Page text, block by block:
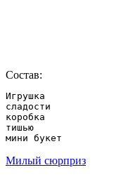
Состав:
Игрушка
сладости
коробка
тишью
мини букет
Милый сюрприз